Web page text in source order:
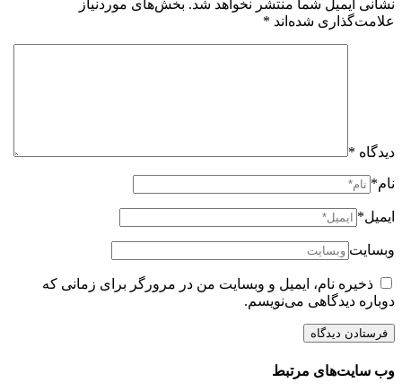
نشانی ایمیل شما منتشر نخواهد شد. بخش‌های موردنیاز
علامت‌گذاری شده‌اند *
دیدگاه *
نام*
ایمیل*
وبسایت
ذخیره نام، ایمیل و وبسایت من در مرورگر برای زمانی که
دوباره دیدگاهی می‌نویسم.
وب سایت‌های مرتبط